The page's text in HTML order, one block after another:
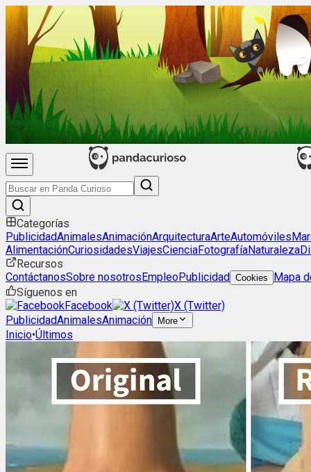
Categorías
PublicidadAnimalesAnimaciónArquitecturaArteAutomóviles
AlimentaciónCuriosidadesViajesCienciaFotografíaNaturaleza
Recursos
ContáctanosSobre nosotrosEmpleoPublicidad Cookies
Mapa
Síguenos en
Facebook
X (Twitter)
PublicidadAnimalesAnimación More
Inicio•Últimos